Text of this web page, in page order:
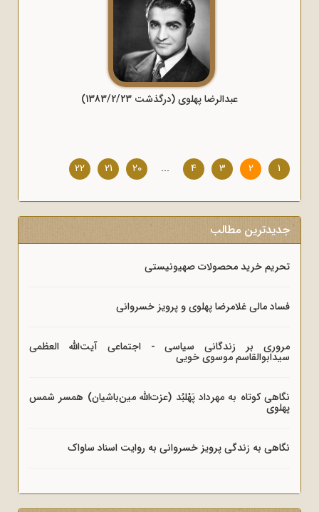
عبدالرضا پهلوی (درگذشت 1383/2/23)
1
2
3
4
...
20
21
22
جدیدترین مطالب
تحریم خرید محصولات صهیونیستی
فساد مالی غلامرضا پهلوی و پرویز خسروانی
مروری بر زندگانی سیاسی - اجتماعی آیت‌الله العظمی
سیدابوالقاسم موسوی خویی
نگاهی کوتاه به مهرداد پَهْلبُد (عزت‌الله مین‌باشیان) همسر شمس
پهلوی
نگاهی به زندگی پرویز خسروانی به روایت اسناد ساواک